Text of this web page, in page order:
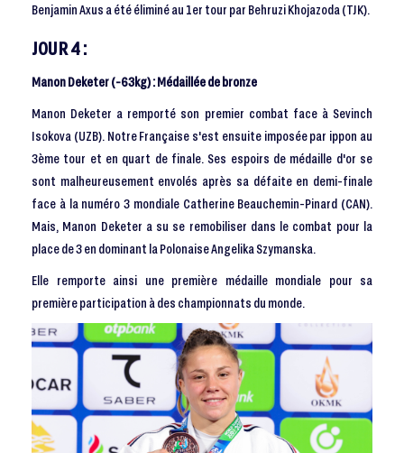
Benjamin Axus a été éliminé au 1er tour par Behruzi Khojazoda (TJK).
JOUR 4 :
Manon Deketer (-63kg) : Médaillée de bronze
Manon Deketer a remporté son premier combat face à Sevinch
Isokova (UZB). Notre Française s'est ensuite imposée par ippon au
3ème tour et en quart de finale. Ses espoirs de médaille d'or se
sont malheureusement envolés après sa défaite en demi-finale
face à la numéro 3 mondiale Catherine Beauchemin-Pinard (CAN).
Mais, Manon Deketer a su se remobiliser dans le combat pour la
place de 3 en dominant la Polonaise Angelika Szymanska.
Elle remporte ainsi une première médaille mondiale pour sa
première participation à des championnats du monde.